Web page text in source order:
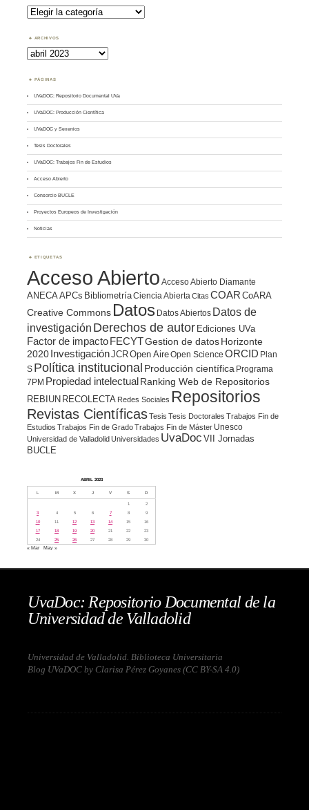
Buscar
por
Tema
ARCHIVOS
Archivos
PÁGINAS
UVaDOC: Repositorio Documental UVa
UVaDOC: Producción Científica
UVaDOC y Sexenios
Tesis Doctorales
UVaDOC: Trabajos Fin de Estudios
Acceso Abierto
Consorcio BUCLE
Proyectos Europeos de Investigación
Noticias
ETIQUETAS
Acceso Abierto Acceso Abierto Diamante
ANECAAPCs BibliometríaCiencia Abierta Citas COAR CoARA
Creative Commons Datos Datos Abiertos Datos de
investigación Derechos de autor Ediciones UVa
Factor de impacto FECYTGestion de datosHorizonte
2020 InvestigaciónJCROpen AireOpen Science ORCID Plan
S Política institucional Producción científica Programa
7PM Propiedad intelectualRanking Web de Repositorios
REBIUN RECOLECTA Redes Sociales Repositorios
Revistas CientíficasTesis Tesis Doctorales Trabajos Fin de
Estudios Trabajos Fin de GradoTrabajos Fin de Máster Unesco
Universidad de ValladolidUniversidades UvaDoc VII Jornadas
BUCLE
ABRIL 2023
L M X J V S D
1
2
3
4 5 6 7 8
9
10
11 12 13 14 15
16
17
18 19 20 21 22
23
24
25 26 27 28 29 30
« Mar May »
UvaDoc: Repositorio Documental de la
Universidad de Valladolid
Universidad de Valladolid. Biblioteca Universitaria
Blog UVaDOC by Clarisa Pérez Goyanes (CC BY-SA 4.0)